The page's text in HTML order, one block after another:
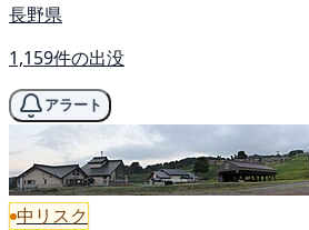
長野県
1,159件の出没
アラート
中リスク